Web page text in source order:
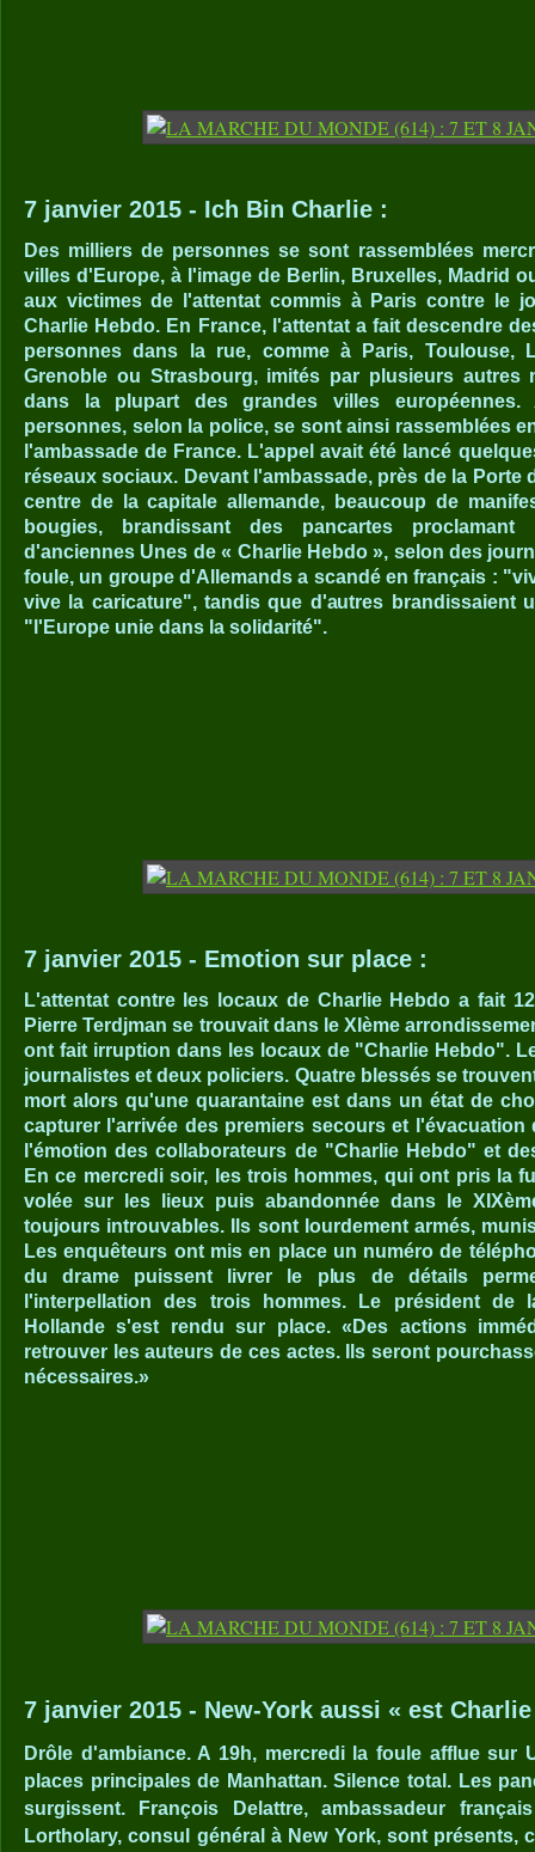
7 janvier 2015 - Ich Bin Charlie :
Des milliers de personnes se sont rassemblées
villes d'Europe, à l'image de Berlin, Bruxelles, Madrid
aux victimes de l'attentat commis à Paris contre le
Charlie Hebdo. En France, l'attentat a fait descendre
personnes dans la rue, comme à Paris, Toulouse,
Grenoble ou Strasbourg, imités par plusieurs autres
dans la plupart des grandes villes européennes.
personnes, selon la police, se sont ainsi rassemblées
l'ambassade de France. L'appel avait été lancé
réseaux sociaux. Devant l'ambassade, près de la Porte
centre de la capitale allemande, beaucoup de
bougies, brandissant des pancartes
d'anciennes Unes de « Charlie Hebdo », selon des
foule, un groupe d'Allemands a scandé en français :
vive la caricature", tandis que d'autres brandissaient
"l'Europe unie dans la solidarité".
7 janvier 2015 - Emotion sur place :
L'attentat contre les locaux de Charlie Hebdo a fait
Pierre Terdjman se trouvait dans le XIème
ont fait irruption dans les locaux de "Charlie Hebdo".
journalistes et deux policiers. Quatre blessés se
mort alors qu'une quarantaine est dans un état de
capturer l'arrivée des premiers secours et l'évacuation
l'émotion des collaborateurs de "Charlie Hebdo" et
En ce mercredi soir, les trois hommes, qui ont pris la
volée sur les lieux puis abandonnée dans le
toujours introuvables. Ils sont lourdement armés,
Les enquêteurs ont mis en place un numéro de
du drame puissent livrer le plus de détails
l'interpellation des trois hommes. Le président de
Hollande s'est rendu sur place. «Des actions
retrouver les auteurs de ces actes. Ils seront
nécessaires.»
7 janvier 2015 - New-York aussi « est
Drôle d'ambiance. A 19h, mercredi la foule afflue sur
places principales de Manhattan. Silence total. Les
surgissent. François Delattre, ambassadeur
Lortholary, consul général à New York, sont présents,